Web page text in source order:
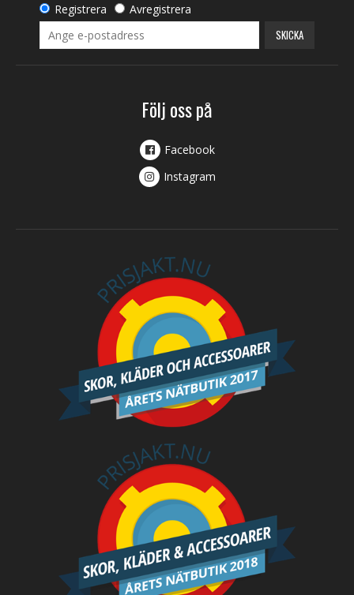
Registrera Avregistrera
SKICKA
Följ oss på
Facebook
Instagram